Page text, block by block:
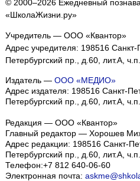
© 2000–2026 Ежедневный
«ШколаЖизни.ру»
Учредитель — ООО «Квантор»
Адрес учредителя: 198516 Санкт-
Петербургский пр., д.60, лит.А,
Издатель — ООО «МЕДИО»
Адрес издателя: 198516 Санкт-
Петербургский пр., д.60, лит.А,
Редакция — ООО «Квантор»
Главный редактор — Хорошев
Адрес редакции: 198516 Санкт-
Петербургский пр., д.60, лит.А,
Телефон:+7 812 640-06-60
Электронная почта: